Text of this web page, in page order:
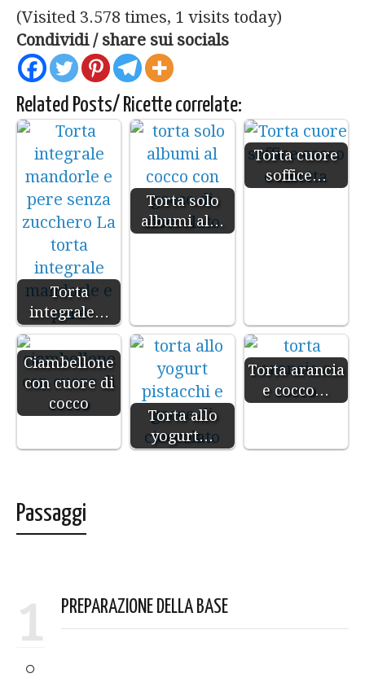
(Visited 3.578 times, 1 visits today)
Condividi / share sui socials
Related Posts/ Ricette correlate:
Torta
integrale…
Torta solo
albumi al…
Torta cuore
soffice…
Ciambellone
con cuore di
cocco
Torta allo
yogurt…
Torta arancia
e cocco…
Passaggi
1 PREPARAZIONE DELLA BASE